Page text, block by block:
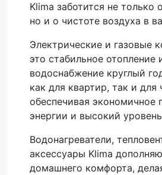
Klima заботится не только
но и о чистоте воздуха в
Электрические и газовые
это стабильное отопление
водоснабжение круглый
как для квартир, так и
обеспечивая экономичное
энергии и высокий
Водонагреватели,
аксессуары Klima
домашнего комфорта,